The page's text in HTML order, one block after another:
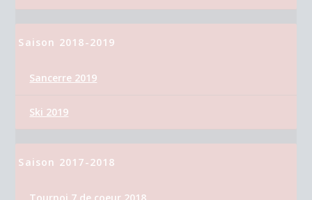
Saison 2018-2019
Sancerre 2019
Ski 2019
Saison 2017-2018